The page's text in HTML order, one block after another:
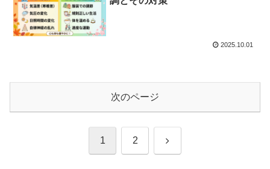
2025.10.01
次のページ
1 2 次